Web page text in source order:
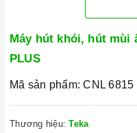
Máy hút khói, hút mùi
PLUS
Mã sản phẩm: CNL 6815
Thương hiệu: Teka